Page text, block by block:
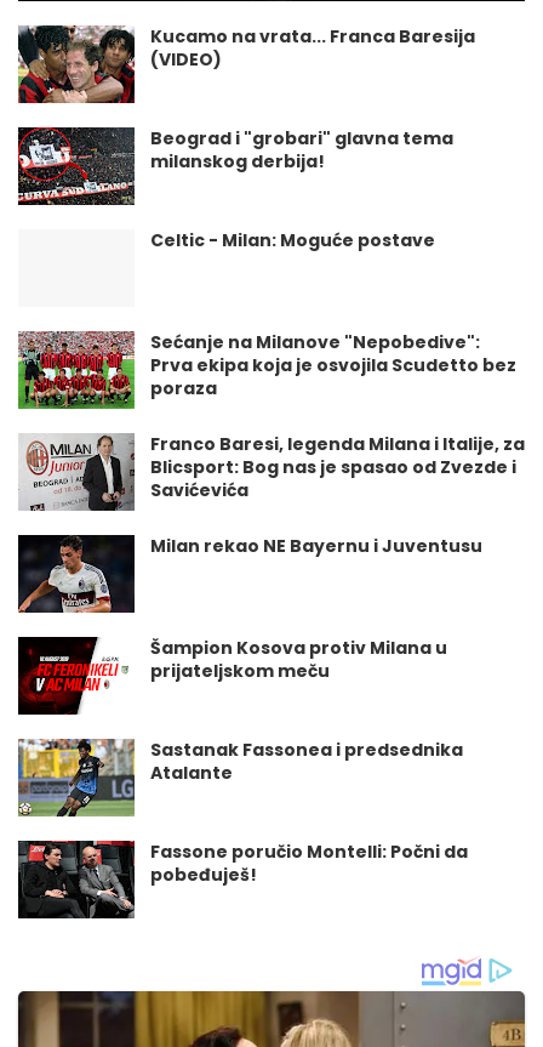
Kucamo na vrata... Franca Baresija
(VIDEO)
Beograd i "grobari" glavna tema
milanskog derbija!
Celtic - Milan: Moguće postave
Sećanje na Milanove "Nepobedive":
Prva ekipa koja je osvojila Scudetto bez
poraza
Franco Baresi, legenda Milana i Italije, za
Blicsport: Bog nas je spasao od Zvezde i
Savićevića
Milan rekao NE Bayernu i Juventusu
Šampion Kosova protiv Milana u
prijateljskom meču
Sastanak Fassonea i predsednika
Atalante
Fassone poručio Montelli: Počni da
pobeđuješ!